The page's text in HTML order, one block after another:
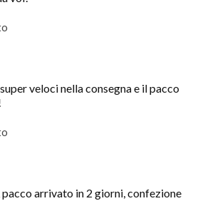
veloci nella consegna e il pacco
arrivato in 2 giorni, confezione